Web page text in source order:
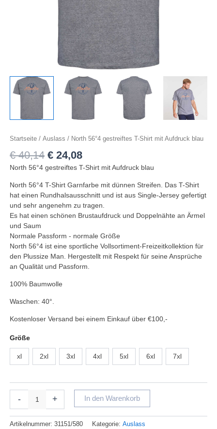
Startseite / Auslass / North 56°4 gestreiftes T-Shirt mit Aufdruck blau
€40,14 € 24,08
North 56°4 gestreiftes T-Shirt mit Aufdruck blau
North 56°4 T-Shirt Garnfarbe mit dünnen Streifen. Das T-Shirt
hat einen Rundhalsausschnitt und ist aus Single-Jersey gefertigt
und sehr angenehm zu tragen.
Es hat einen schönen Brustaufdruck und Doppelnähte an Ärmel
und Saum
Normale Passform - normale Größe
North 56°4 ist eine sportliche Vollsortiment-Freizeitkollektion für
den Plussize Man. Hergestellt mit Respekt für seine Ansprüche
an Qualität und Passform.
100% Baumwolle
Waschen: 40°.
Kostenloser Versand bei einem Einkauf über €100,-
Größe
xl 2xl 3xl 4xl 5xl 6xl 7xl
- + In den Warenkorb
Artikelnummer: 31151/580 Kategorie: Auslass